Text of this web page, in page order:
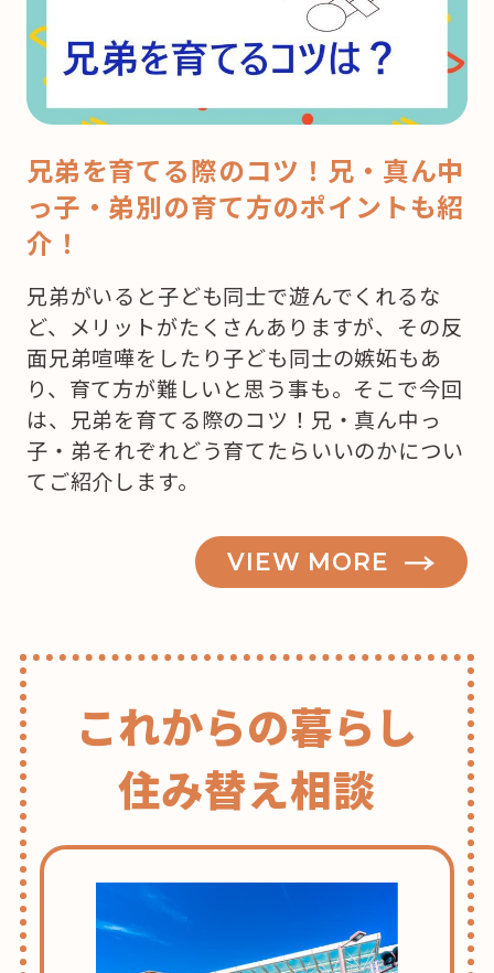
兄弟を育てる際のコツ！兄・真ん中
っ子・弟別の育て方のポイントも紹
介！
兄弟がいると子ども同士で遊んでくれるな
ど、メリットがたくさんありますが、その反
面兄弟喧嘩をしたり子ども同士の嫉妬もあ
り、育て方が難しいと思う事も。そこで今回
は、兄弟を育てる際のコツ！兄・真ん中っ
子・弟それぞれどう育てたらいいのかについ
てご紹介します。
VIEW MORE
これからの暮らし
住み替え相談